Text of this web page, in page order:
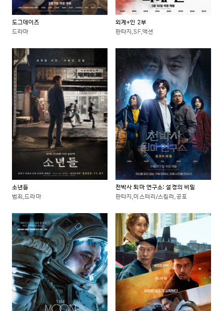
도그데이즈
드라마
외계+인 2부
판타지,SF,액션
소년들
범죄,드라마
천박사 퇴마 연구소: 설경의 비밀
판타지,미스터리/스릴러,공포